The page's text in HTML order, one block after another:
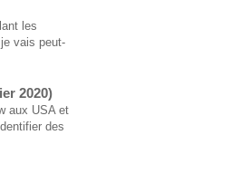
les
vais peut-
2020)
aux USA et
des